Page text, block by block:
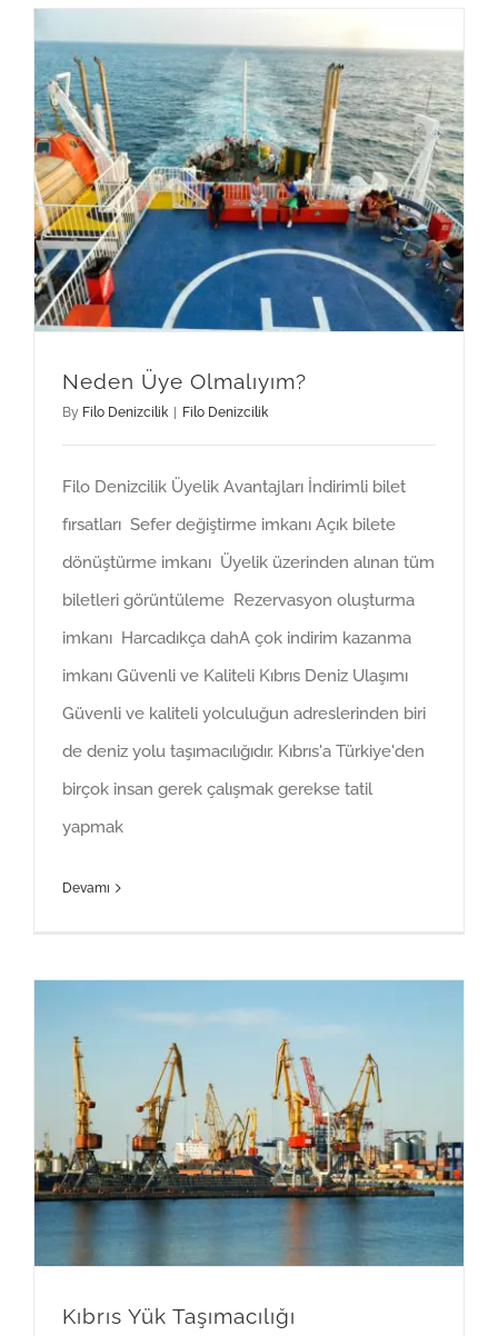
Neden Üye Olmalıyım?
By Filo Denizcilik | Filo Denizcilik
Filo Denizcilik Üyelik Avantajları İndirimli bilet
fırsatları Sefer değiştirme imkanı Açık bilete
dönüştürme imkanı Üyelik üzerinden alınan tüm
biletleri görüntüleme Rezervasyon oluşturma
imkanı Harcadıkça dahA çok indirim kazanma
imkanı Güvenli ve Kaliteli Kıbrıs Deniz Ulaşımı
Güvenli ve kaliteli yolculuğun adreslerinden biri
de deniz yolu taşımacılığıdır. Kıbrıs'a Türkiye'den
birçok insan gerek çalışmak gerekse tatil
yapmak
Devamı
Kıbrıs Yük Taşımacılığı